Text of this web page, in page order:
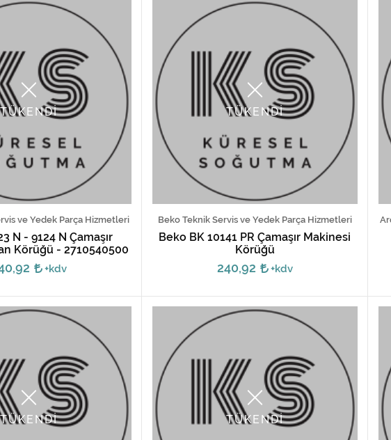
TÜKENDİ
ve Yedek Parça Hizmetleri
N - 9124 N Çamaşır
Körüğü - 2710540500
+kdv
TÜKENDİ
Beko Teknik Servis ve Yedek Parça Hizmetleri
Beko BK 10141 PR Çamaşır Makinesi
Körüğü
240,92 +kdv
TÜKENDİ TÜKENDİ